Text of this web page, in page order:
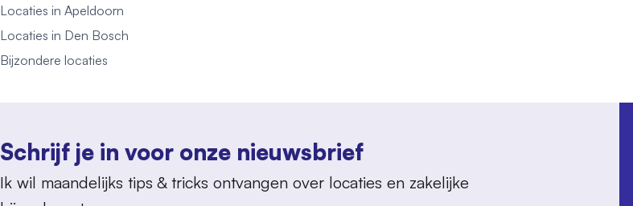
Locaties in Apeldoorn
Locaties in Den Bosch
Bijzondere locaties
Schrijf je in voor onze nieuwsbrief
Ik wil maandelijks tips & tricks ontvangen over locaties en zakelijke